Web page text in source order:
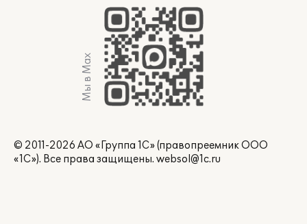
Мы в Max
© 2011-2026 АО «Группа 1С» (правопреемник ООО
«1С»). Все права защищены. websol@1c.ru